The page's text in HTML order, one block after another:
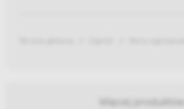
Więcej produktów: